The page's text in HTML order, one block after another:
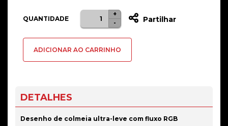
QUANTIDADE
Quantidade
de
Gaming
Rosa
-
+
Partilhar
ADICIONAR AO CARRINHO
DETALHES
Desenho de colmeia ultra-leve com fluxo RGB